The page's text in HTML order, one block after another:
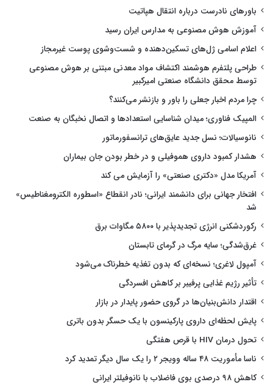
باورهای نادرست درباره انتقال هپاتیت
آموزش هوش مصنوعی به مدارس ایران رسید
اعلام اسامی ژل‌های تسکین‌دهنده و شست‌وشوی پوست غیرمجاز
طراحی پلتفرم هوشمند اکتشاف مواد معدنی مبتنی بر هوش مصنوعی
توسط محقق دانشگاه صنعتی امیرکبیر
چرا مردم اخبار جعلی را باور و بازنشر می‌کنند؟
المپیک فناوری؛ میدان شناسایی استعدادها و اتصال نخبگان به صنعت
نانوسیالات؛ نسل جدید عایق‌های ترانسفورماتور
هشدار کمبود داروی هموفیلی و در خطر بودن جان بیماران
آمریکا مدل «دکتری صنعتی» را آزمایش می کند
افتخار جهانی برای دانشمند ایرانی؛ نادر انقطاع «اسطوره الکترومغناطیس»
شد
رکوردشکنی انرژی تجدیدپذیر با ۵۸۰۰ مگاوات برق
غرق‌شدگی؛ سایه مرگ در گرمای تابستان
آمپول لاغری؛ نسخه‌ای که بدون تغذیه خطرناک می‌شود
تأثیر رژیم غذایی پرفیبر بر کاهش افسردگی
اقتدار دانش‌بنیان‌ها در گروی حضور پایدار در بازار
پایش لحظه‌ای داروی پارکینسون با یک حسگر بدون باتری
تحول درمان HIV با قرص هفتگی
ناسا مأموریت ۴۸ ساله وویجر ۲ را یک سال دیگر تمدید کرد
کاهش ۹۸ درصدی بوی فاضلاب با نانوفیلتر ایرانی